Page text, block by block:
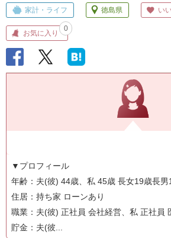
家計・ライフ 徳島県 い
お気に入り
0
▼プロフィール
年齢：夫(彼) 44歳、私 45歳 長女19歳長
住居：持ち家 ローンあり
職業：夫(彼) 正社員 会社経営、私 正社員
貯金：夫(彼...